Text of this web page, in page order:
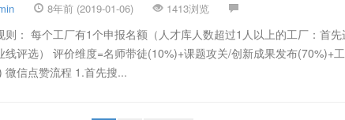
8年前 (2019-01-06) 1413浏览
则： 每个工厂有1个申报名额（人才库人数超过1人以上的工厂：首
线评选） 评价维度=名师带徒(10%)+课题攻关/创新成果发布(70%)+
微信点赞流程 1.首先搜...